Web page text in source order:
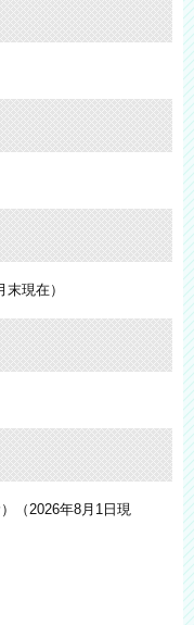
現在）
（2026年8月1日現